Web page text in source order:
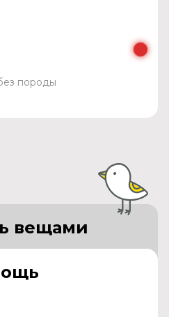
породы
вещами